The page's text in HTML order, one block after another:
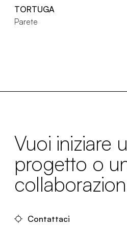
TORTUGA
Parete
Vuoi iniziare
progetto o
Contattaci